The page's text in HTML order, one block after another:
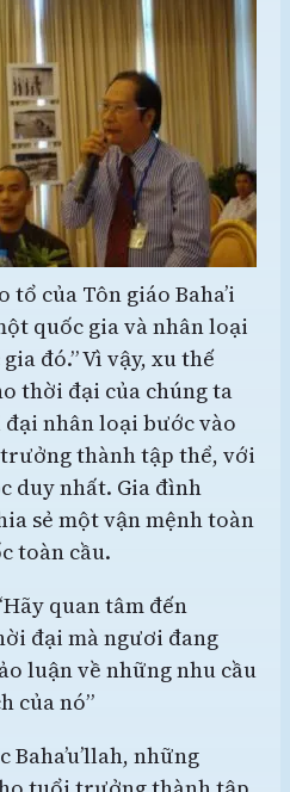
tổ của Tôn giáo Baha’i
quốc gia và nhân loại
đó.” Vì vậy, xu thế
thời đại của chúng ta
nhân loại bước vào
thành tập thể, với
duy nhất. Gia đình
sẻ một vận mệnh toàn
toàn cầu.
quan tâm đến
đại mà ngươi đang
luận về những nhu cầu
của nó”
những